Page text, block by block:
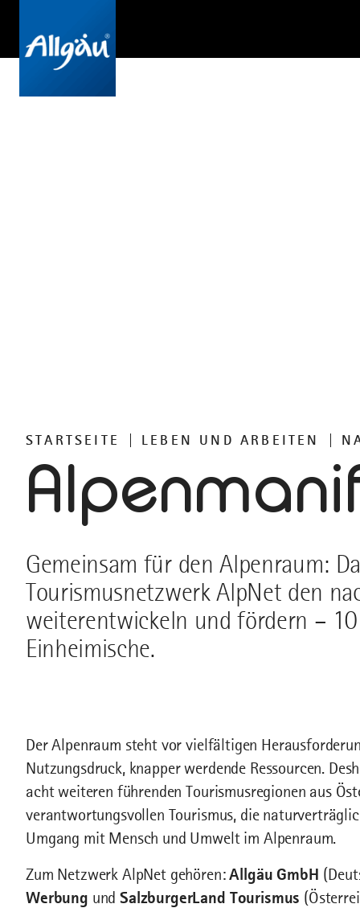
STARTSEITE LEBEN UND ARBEITEN
Gemeinsam für den Alpenraum:
Tourismusnetzwerk AlpNet den
weiterentwickeln und fördern –
Einheimische.
Der Alpenraum steht vor vielfältigen
Nutzungsdruck, knapper werdende Ressourcen.
acht weiteren führenden Tourismusregionen aus
verantwortungsvollen Tourismus, die
Umgang mit Mensch und Umwelt im Alpenraum.
Zum Netzwerk AlpNet gehören:Allgäu GmbH
Werbung undSalzburgerLand Tourismus